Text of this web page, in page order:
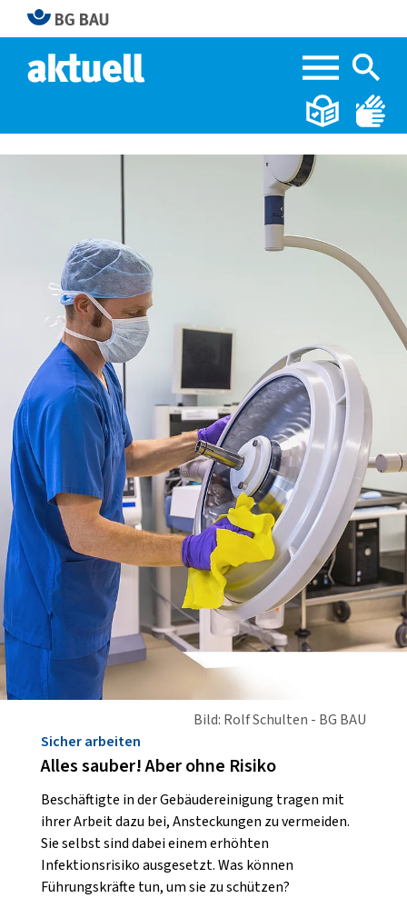
Bild: Rolf Schulten - BG BAU
Sicher arbeiten
Alles sauber! Aber ohne Risiko
Beschäftigte in der Gebäudereinigung tragen mit
ihrer Arbeit dazu bei, Ansteckungen zu vermeiden.
Sie selbst sind dabei einem erhöhten
Infektionsrisiko ausgesetzt. Was können
Führungskräfte tun, um sie zu schützen?